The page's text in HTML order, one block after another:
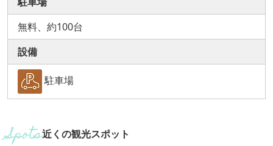
無料、約100台
設備
駐車場
近くの観光スポット